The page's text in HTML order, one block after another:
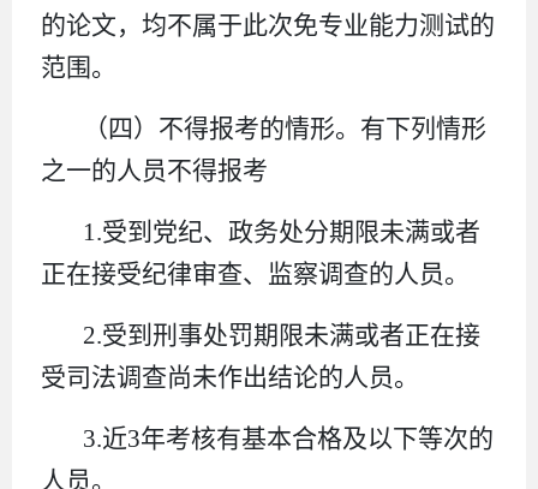
的论文，均不属于此次免专业能力测试的
范围。
（四）不得报考的情形。有下列情形
之一的人员不得报考
1.受到党纪、政务处分期限未满或者
正在接受纪律审查、监察调查的人员。
2.受到刑事处罚期限未满或者正在接
受司法调查尚未作出结论的人员。
3.近3年考核有基本合格及以下等次的
人员。